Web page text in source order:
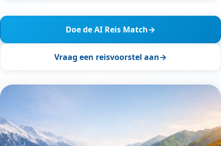
Doe de AI Reis Match→
Vraag een reisvoorstel aan→